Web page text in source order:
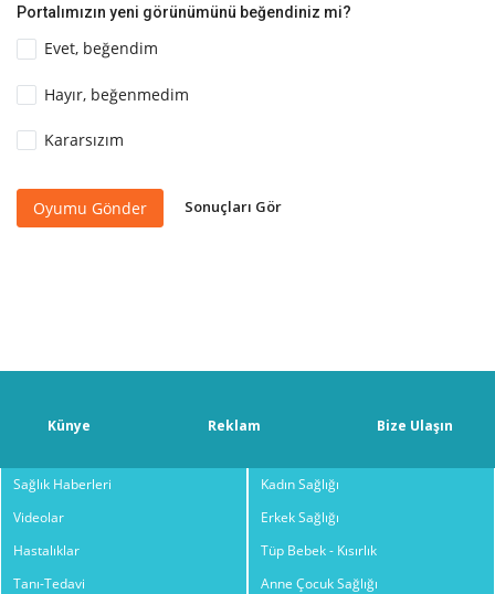
Portalımızın yeni görünümünü beğendiniz mi?
Evet, beğendim
Hayır, beğenmedim
Kararsızım
Oyumu Gönder Sonuçları Gör
Künye Reklam Bize Ulaşın
Sağlık Haberleri
Videolar
Hastalıklar
Tanı-Tedavi
Kadın Sağlığı
Erkek Sağlığı
Tüp Bebek - Kısırlık
Anne Çocuk Sağlığı